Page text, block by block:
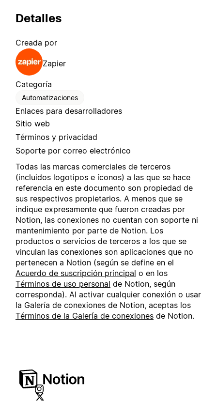
Detalles
Creada por
Zapier
Categoría
Automatizaciones
Enlaces para desarrolladores
Sitio web
Términos y privacidad
Soporte por correo electrónico
Todas las marcas comerciales de terceros
(incluidos logotipos e íconos) a las que se hace
referencia en este documento son propiedad de
sus respectivos propietarios. A menos que se
indique expresamente que fueron creadas por
Notion, las conexiones no cuentan con soporte ni
mantenimiento por parte de Notion. Los
productos o servicios de terceros a los que se
vinculan las conexiones son aplicaciones que no
pertenecen a Notion (según se define en el
Acuerdo de suscripción principal o en los
Términos de uso personal de Notion, según
corresponda). Al activar cualquier conexión o usar
la Galería de conexiones de Notion, aceptas los
Términos de la Galería de conexiones de Notion.